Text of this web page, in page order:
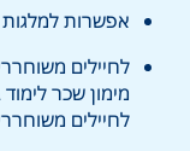
אפשרות למלגות
מימון שכר
לחיילים